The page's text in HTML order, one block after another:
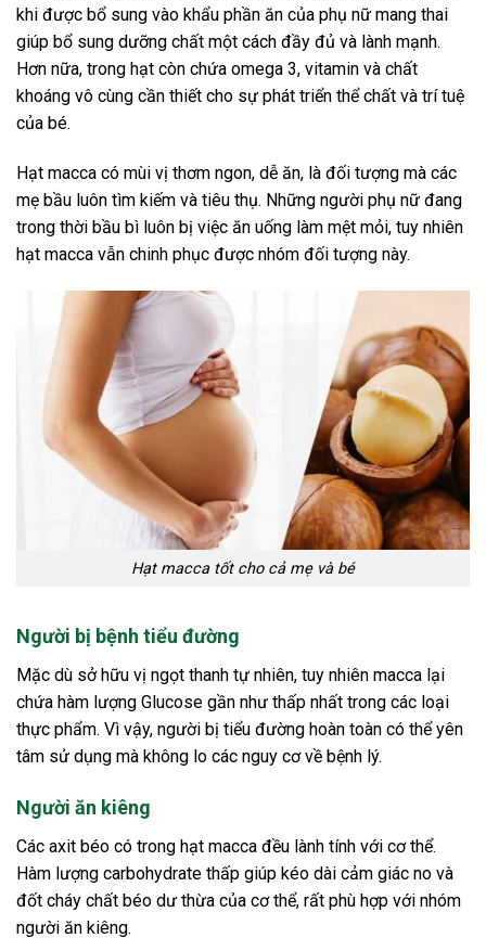
khi được bổ sung vào khẩu phần ăn của phụ nữ mang thai
giúp bổ sung dưỡng chất một cách đầy đủ và lành mạnh.
Hơn nữa, trong hạt còn chứa omega 3, vitamin và chất
khoáng vô cùng cần thiết cho sự phát triển thể chất và trí tuệ
của bé.
Hạt macca có mùi vị thơm ngon, dễ ăn, là đối tượng mà các
mẹ bầu luôn tìm kiếm và tiêu thụ. Những người phụ nữ đang
trong thời bầu bì luôn bị việc ăn uống làm mệt mỏi, tuy nhiên
hạt macca vẫn chinh phục được nhóm đối tượng này.
Hạt macca tốt cho cả mẹ và bé
Người bị bệnh tiểu đường
Mặc dù sở hữu vị ngọt thanh tự nhiên, tuy nhiên macca lại
chứa hàm lượng Glucose gần như thấp nhất trong các loại
thực phẩm. Vì vậy, người bị tiểu đường hoàn toàn có thể yên
tâm sử dụng mà không lo các nguy cơ về bệnh lý.
Người ăn kiêng
Các axit béo có trong hạt macca đều lành tính với cơ thể.
Hàm lượng carbohydrate thấp giúp kéo dài cảm giác no và
đốt cháy chất béo dư thừa của cơ thể, rất phù hợp với nhóm
người ăn kiêng.